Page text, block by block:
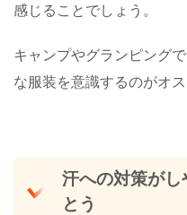
感じることでしょう。
キャンプやグランピング
な服装を意識するのがオス
汗への対策が
とう